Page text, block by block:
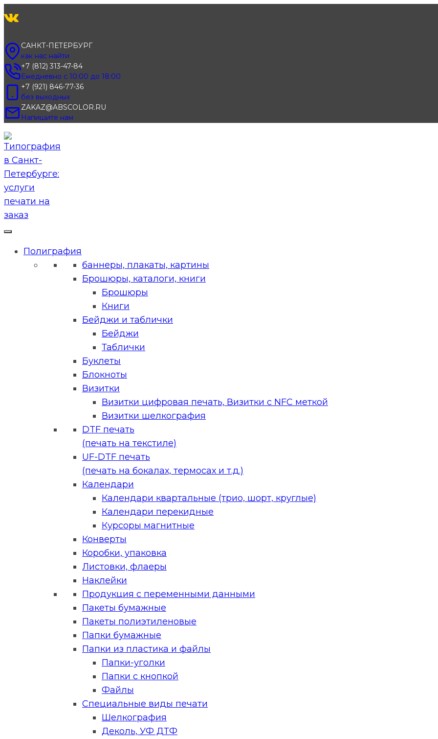
к
САНКТ-ПЕТЕРБУРГ
как нас найти
+7 (812) 313-47-84
Ежедневно с 10:00 до 18:00
+7 (921) 846-77-36
без выходных
ZAKAZ@ABSCOLOR.RU
Напишите нам
Полиграфия
баннеры, плакаты, картины
Брошюры, каталоги, книги
Брошюры
Книги
Бейджи и таблички
Бейджи
Таблички
Буклеты
Блокноты
Визитки
Визитки цифровая печать, Визитки с NFC меткой
Визитки шелкография
DTF печать
(печать на текстиле)
UF-DTF печать
(печать на бокалах, термосах и т.д.)
Календари
Календари квартальные (трио, шорт, круглые)
Календари перекидные
Курсоры магнитные
Конверты
Коробки, упаковка
Листовки, флаеры
Наклейки
Продукция с переменными данными
Пакеты бумажные
Пакеты полиэтиленовые
Папки бумажные
Папки из пластика и файлы
Папки-уголки
Папки с кнопкой
Файлы
Специальные виды печати
Шелкография
Деколь, УФ ДТФ